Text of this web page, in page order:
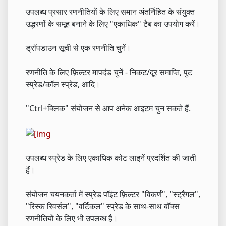
उपलब्ध प्रसार रणनीतियों के लिए समान अंतर्निहित के संयुक्त
उद्धरणों के समूह बनाने के लिए "एकाधिक" टैब का उपयोग करें।
ड्रॉपडाउन सूची से एक रणनीति चुनें।
रणनीति के लिए फ़िल्टर मापदंड चुनें - निकट/दूर समाप्ति, पुट
स्प्रेड/कॉल स्प्रेड, आदि।
"Ctrl+क्लिक" संयोजन से आप अनेक आइटम चुन सकते हैं.
उपलब्ध स्प्रेड के लिए एकाधिक कोट लाइनें प्रदर्शित की जाती
हैं।
संयोजन चयनकर्ता में स्प्रेड पॉइंट फ़िल्टर "विकर्ण", "स्ट्रैंगल",
"रिस्क रिवर्सल", "वर्टिकल" स्प्रेड के साथ-साथ बॉक्स
रणनीतियों के लिए भी उपलब्ध है।